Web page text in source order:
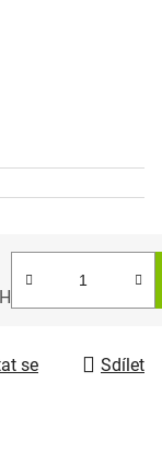
se Sdílet